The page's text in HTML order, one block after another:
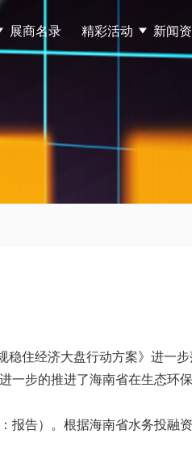
展商名录 精彩活动 新闻
稳住经济大盘行动方案》进一
一步的推进了海南省在生态环
报告）。根据海南省水务投融